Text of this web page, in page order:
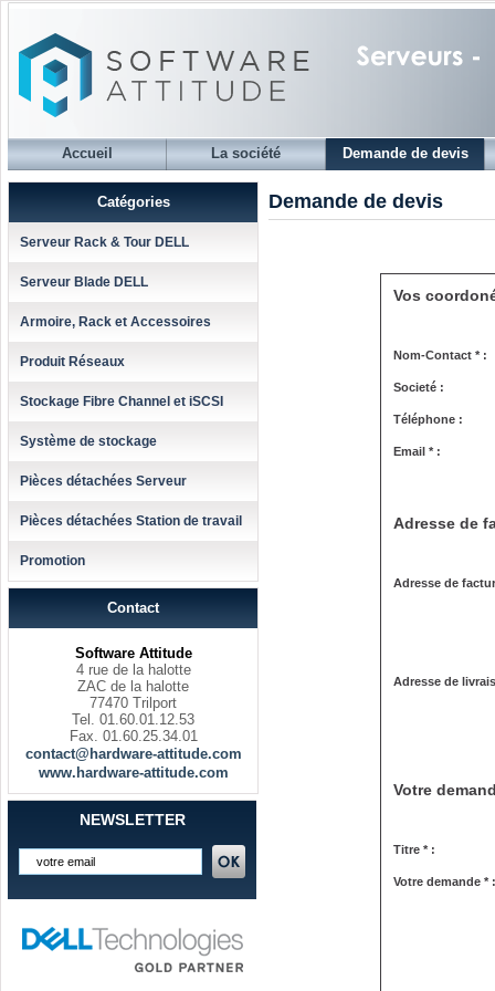
Accueil La société Demande de devis
Catégories
Serveur Rack & Tour DELL
Serveur Blade DELL
Armoire, Rack et Accessoires
Produit Réseaux
Stockage Fibre Channel et iSCSI
Système de stockage
Pièces détachées Serveur
Pièces détachées Station de travail
Promotion
Contact
Software Attitude
4 rue de la halotte
ZAC de la halotte
77470 Trilport
Tel. 01.60.01.12.53
Fax. 01.60.25.34.01
contact@hardware-attitude.com
www.hardware-attitude.com
NEWSLETTER
Demande de devis
Vos
Nom-Contact * :
Societé :
Téléphone :
Email * :
Adresse de
Adresse de
Adresse de
Votre
Titre * :
Votre demande * :